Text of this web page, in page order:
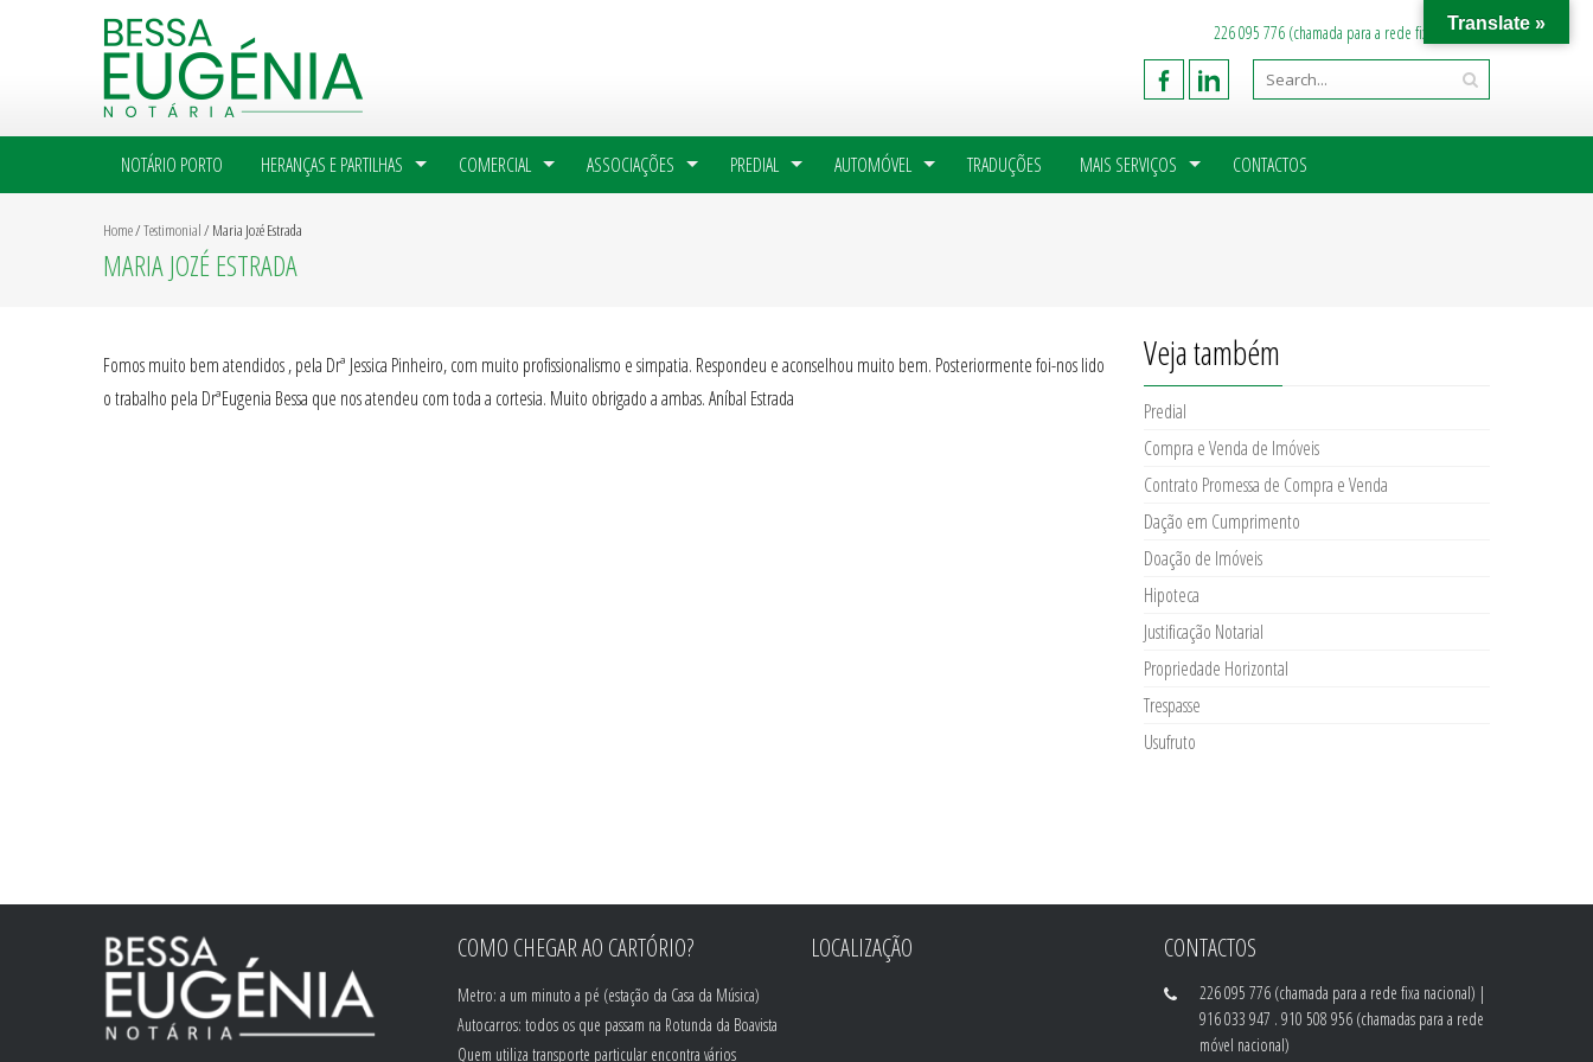
226 095 776 (chamada para a rede fixa nacional)
NOTÁRIO PORTO HERANÇAS E PARTILHAS COMERCIAL ASSOCIAÇÕES PREDIAL AUTOMÓVEL TRADUÇÕES MAIS SERVIÇOS CONTACTOS
Home/Testimonial/ Maria Jozé Estrada
MARIA JOZÉ ESTRADA
Fomos muito bem atendidos , pela Drª Jessica Pinheiro, com muito profissionalismo e simpatia. Respondeu e aconselhou muito bem. Posteriormente foi-nos lido
o trabalho pela DrªEugenia Bessa que nos atendeu com toda a cortesia. Muito obrigado a ambas. Aníbal Estrada
Veja também
Predial
Compra e Venda de Imóveis
Contrato Promessa de Compra e Venda
Dação em Cumprimento
Doação de Imóveis
Hipoteca
Justificação Notarial
Propriedade Horizontal
Trespasse
Usufruto
COMO CHEGAR AO CARTÓRIO?
Metro: a um minuto a pé (estação da Casa da Música)
Autocarros: todos os que passam na Rotunda da Boavista
Quem utiliza transporte particular encontra vários
LOCALIZAÇÃO CONTACTOS
226 095 776 (chamada para a rede fixa nacional) |
916 033 947 . 910 508 956 (chamadas para a rede
móvel nacional)
Translate »